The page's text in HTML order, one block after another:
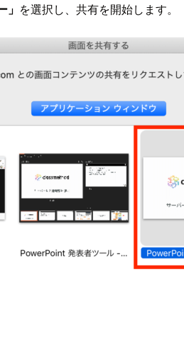
」 を選択し、共有を開始します。